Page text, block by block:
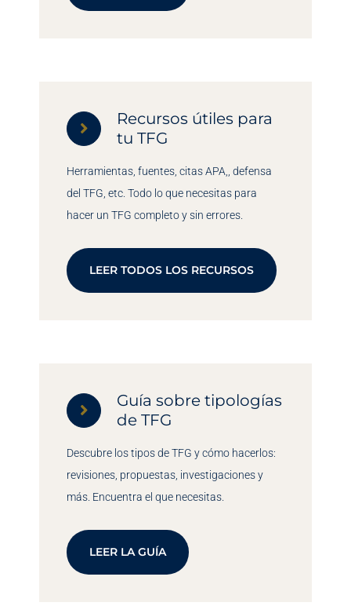
Recursos útiles para
tu TFG
Herramientas, fuentes, citas APA,, defensa
del TFG, etc. Todo lo que necesitas para
hacer un TFG completo y sin errores.
LEER TODOS LOS RECURSOS
Guía sobre tipologías
de TFG
Descubre los tipos de TFG y cómo hacerlos:
revisiones, propuestas, investigaciones y
más. Encuentra el que necesitas.
LEER LA GUÍA